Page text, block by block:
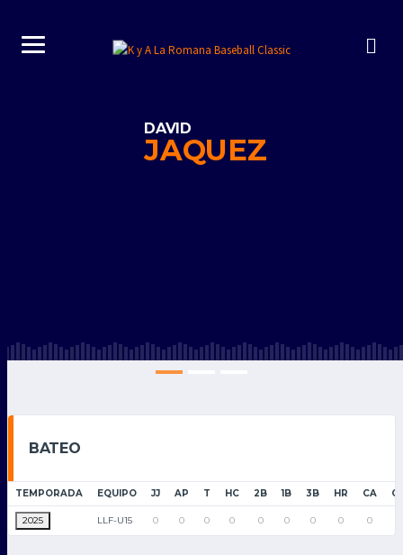
DAVID
JAQUEZ
BATEO
TEMPORADA EQUIPO JJ AP T HC 2B 1B 3B HR CA
2025 LLF-U15 0 0 0 0 0 0 0 0 0